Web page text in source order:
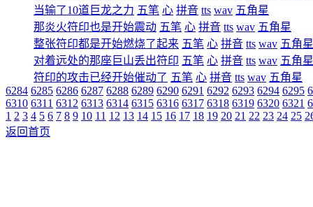
当输了10道巨龙之力 五笔 心 拼音 tts wav 五角星
那炎火符印也是开始震动 五笔 心 拼音 tts wav 五角星
整张符印都是开始燃烧了起来 五笔 心 拼音 tts wav 五角星
对着远处的那座巨山丢出符印 五笔 心 拼音 tts wav 五角星
符印的攻击已经开始催动了 五笔 心 拼音 tts wav 五角星
6284 6285 6286 6287 6288 6289 6290 6291 6292 6293 6294 6295
6310 6311 6312 6313 6314 6315 6316 6317 6318 6319 6320 6321
1 2 3 4 5 6 7 8 9 10 11 12 13 14 15 16 17 18 19 20 21 22 23 24 25
返回首页